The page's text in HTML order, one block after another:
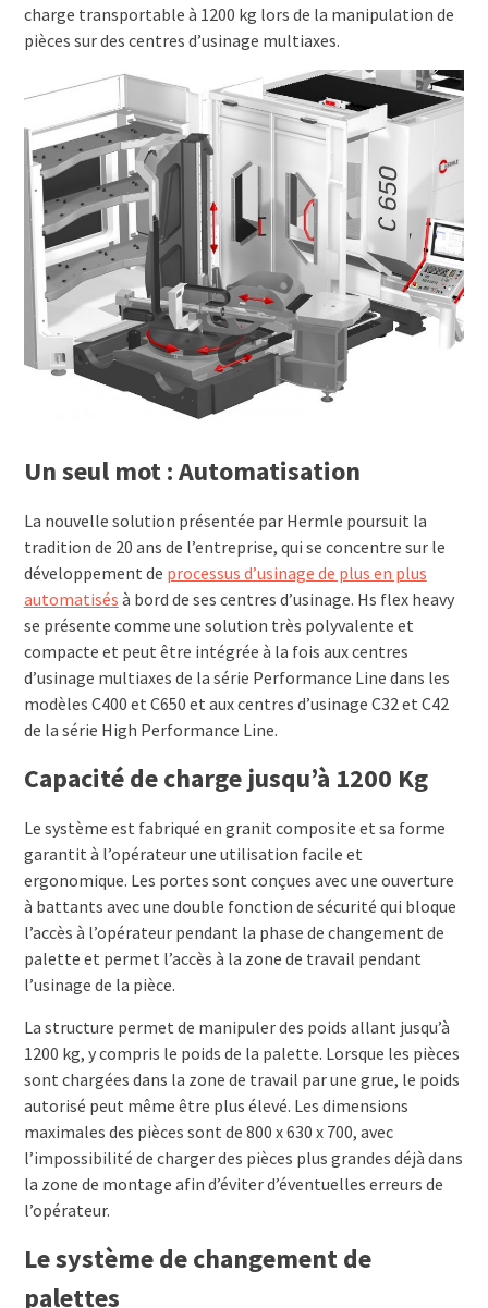
charge transportable à 1200 kg lors de la manipulation de
pièces sur des centres d’usinage multiaxes.
Un seul mot : Automatisation
La nouvelle solution présentée par Hermle poursuit la
tradition de 20 ans de l’entreprise, qui se concentre sur le
développement de processus d’usinage de plus en plus
automatisés à bord de ses centres d’usinage. Hs flex heavy
se présente comme une solution très polyvalente et
compacte et peut être intégrée à la fois aux centres
d’usinage multiaxes de la série Performance Line dans les
modèles C400 et C650 et aux centres d’usinage C32 et C42
de la série High Performance Line.
Capacité de charge jusqu’à 1200 Kg
Le système est fabriqué en granit composite et sa forme
garantit à l’opérateur une utilisation facile et
ergonomique. Les portes sont conçues avec une ouverture
à battants avec une double fonction de sécurité qui bloque
l’accès à l’opérateur pendant la phase de changement de
palette et permet l’accès à la zone de travail pendant
l’usinage de la pièce.
La structure permet de manipuler des poids allant jusqu’à
1200 kg, y compris le poids de la palette. Lorsque les pièces
sont chargées dans la zone de travail par une grue, le poids
autorisé peut même être plus élevé. Les dimensions
maximales des pièces sont de 800 x 630 x 700, avec
l’impossibilité de charger des pièces plus grandes déjà dans
la zone de montage afin d’éviter d’éventuelles erreurs de
l’opérateur.
Le système de changement de
palettes